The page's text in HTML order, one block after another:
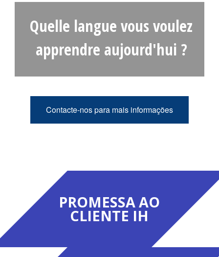
Quelle langue vous voulez
apprendre aujourd'hui ?
Contacte-nos para mais informações
PROMESSA AO
CLIENTE IH